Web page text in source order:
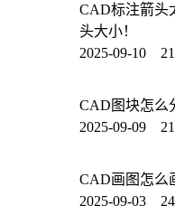
CAD标注箭头
头大小！
2025-09-10
CAD图块怎么
2025-09-09
CAD画图怎么
2025-09-03